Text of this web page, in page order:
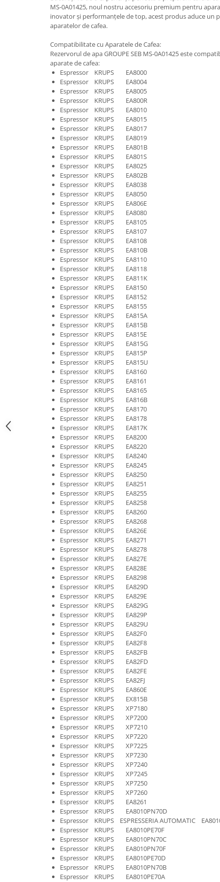
Uscatoare rufe
Utilaje si materiale de constructii
Accesorii tablete
Laptopuri si Accesorii
Telefoane Mobile & accesorii
Wearable & Gadgeturi
Electrocasnice & Climatizare
Accesorii si piese masini spalat
rufe si uscatoare
Accesorii si piese masini spalat
Aparate Frigorifice
Aparate Racire Aer
Aragaze si cuptoare cu microunde
Climatizare & sisteme de incalzire
Electrocasnice pentru Bucatarie
Fiare de calcat si masini de cusut
Ingrijire Locuinta
Purificatoare de aer
Ceasuri barbatesti
Ceasuri dama
Cutii, curele si accesorii ceasuri
Genti si accesorii barbati
Genti si accesorii femei
Imbracaminte barbati
Imbracaminte femei
Imbracaminte si Incaltaminte copii
Incaltaminte barbati
Incaltaminte femei
Ochelari de soare
Ochelari de vedere
Gaming, Carti & Birotica
Birotica & Papetarie
Console, Jocuri & Accesorii
Ingrijire personala & Cosmetice
Accesorii aparate de ras electrice
Accesorii aparate hair styling
Aparate & Accesorii ingrijire
Aparate cosmetice
Articole Sanatate si Wellness
Consumabile sanitare
Cosmetice si produse ingrijire
Igiena dentara
Jucarii, Copii & Bebe
Camera copilului
Hrana bebelusi
Igiena si ingrijire
Jucarii si Jocuri
Accesorii animale de companie
Castroane si adapatori animale
Igiena animale de companie
Mobila si transport animale de
Zgarzi, lese si hamuri
PC, Periferice & Software
Componente PC
Desktop PC & Monitoare
Imprimante, Scanere &
MS-0A01425, noul nostru accesoriu premium pentru
inovator și performanțele de top, acest produs aduce un
aparatelor de cafea.
Compatibilitate cu Aparatele de Cafea:
Rezervorul de apa GROUPE SEB MS-0A01425 este
aparate de cafea:
Espressor KRUPS EA8000
Espressor KRUPS EA8004
Espressor KRUPS EA8005
Espressor KRUPS EA800R
Espressor KRUPS EA8010
Espressor KRUPS EA8015
Espressor KRUPS EA8017
Espressor KRUPS EA8019
Espressor KRUPS EA801B
Espressor KRUPS EA801S
Espressor KRUPS EA8025
Espressor KRUPS EA802B
Espressor KRUPS EA8038
Espressor KRUPS EA8050
Espressor KRUPS EA806E
Espressor KRUPS EA8080
Espressor KRUPS EA8105
Espressor KRUPS EA8107
Espressor KRUPS EA8108
Espressor KRUPS EA810B
Espressor KRUPS EA8110
Espressor KRUPS EA8118
Espressor KRUPS EA811K
Espressor KRUPS EA8150
Espressor KRUPS EA8152
Espressor KRUPS EA8155
Espressor KRUPS EA815A
Espressor KRUPS EA815B
Espressor KRUPS EA815E
Espressor KRUPS EA815G
Espressor KRUPS EA815P
Espressor KRUPS EA815U
Espressor KRUPS EA8160
Espressor KRUPS EA8161
Espressor KRUPS EA8165
Espressor KRUPS EA816B
Espressor KRUPS EA8170
Espressor KRUPS EA8178
Espressor KRUPS EA817K
Espressor KRUPS EA8200
Espressor KRUPS EA8220
Espressor KRUPS EA8240
Espressor KRUPS EA8245
Espressor KRUPS EA8250
Espressor KRUPS EA8251
Espressor KRUPS EA8255
Espressor KRUPS EA8258
Espressor KRUPS EA8260
Espressor KRUPS EA8268
Espressor KRUPS EA826E
Espressor KRUPS EA8271
Espressor KRUPS EA8278
Espressor KRUPS EA827E
Espressor KRUPS EA828E
Espressor KRUPS EA8298
Espressor KRUPS EA829D
Espressor KRUPS EA829E
Espressor KRUPS EA829G
Espressor KRUPS EA829P
Espressor KRUPS EA829U
Espressor KRUPS EA82F0
Espressor KRUPS EA82F8
Espressor KRUPS EA82FB
Espressor KRUPS EA82FD
Espressor KRUPS EA82FE
Espressor KRUPS EA82FJ
Espressor KRUPS EA860E
Espressor KRUPS EX815B
Espressor KRUPS XP7180
Espressor KRUPS XP7200
Espressor KRUPS XP7210
Espressor KRUPS XP7220
Espressor KRUPS XP7225
Espressor KRUPS XP7230
Espressor KRUPS XP7240
Espressor KRUPS XP7245
Espressor KRUPS XP7250
Espressor KRUPS XP7260
Espressor KRUPS EA8261
Espressor KRUPS EA8010PN70D
Espressor KRUPS ESPRESSERIA AUTOMATIC
Espressor KRUPS EA8010PE70F
Espressor KRUPS EA8010PN70C
Espressor KRUPS EA8010PN70F
Espressor KRUPS EA8010PE70D
Espressor KRUPS EA8010PN70B
Espressor KRUPS EA8010PE70A